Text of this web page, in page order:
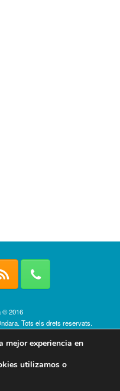
© 2016
. Tots els drets reservats.
mejor experiencia en
utilizamos o